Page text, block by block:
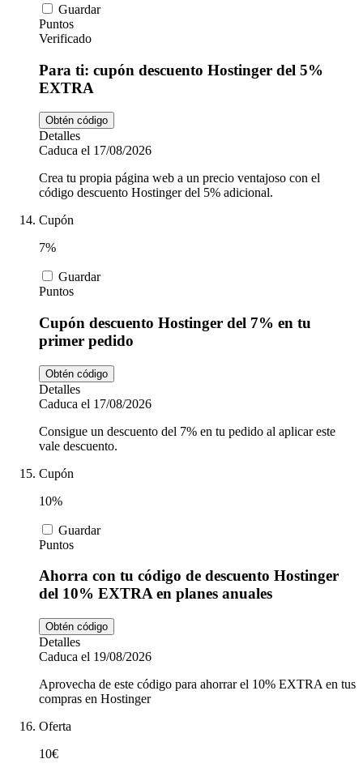
Guardar
Puntos
Verificado
Para ti: cupón descuento Hostinger del 5%
EXTRA
Obtén código
Detalles
Caduca el 17/08/2026
Crea tu propia página web a un precio ventajoso con el
código descuento Hostinger del 5% adicional.
Cupón
7%
Guardar
Puntos
Cupón descuento Hostinger del 7% en tu
primer pedido
Obtén código
Detalles
Caduca el 17/08/2026
Consigue un descuento del 7% en tu pedido al aplicar este
vale descuento.
Cupón
10%
Guardar
Puntos
Ahorra con tu código de descuento Hostinger
del 10% EXTRA en planes anuales
Obtén código
Detalles
Caduca el 19/08/2026
Aprovecha de este código para ahorrar el 10% EXTRA en tus
compras en Hostinger
Oferta
10€